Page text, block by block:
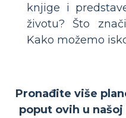
knjige i
životu? Što
Kako možemo
Pronađite više
poput ovih u